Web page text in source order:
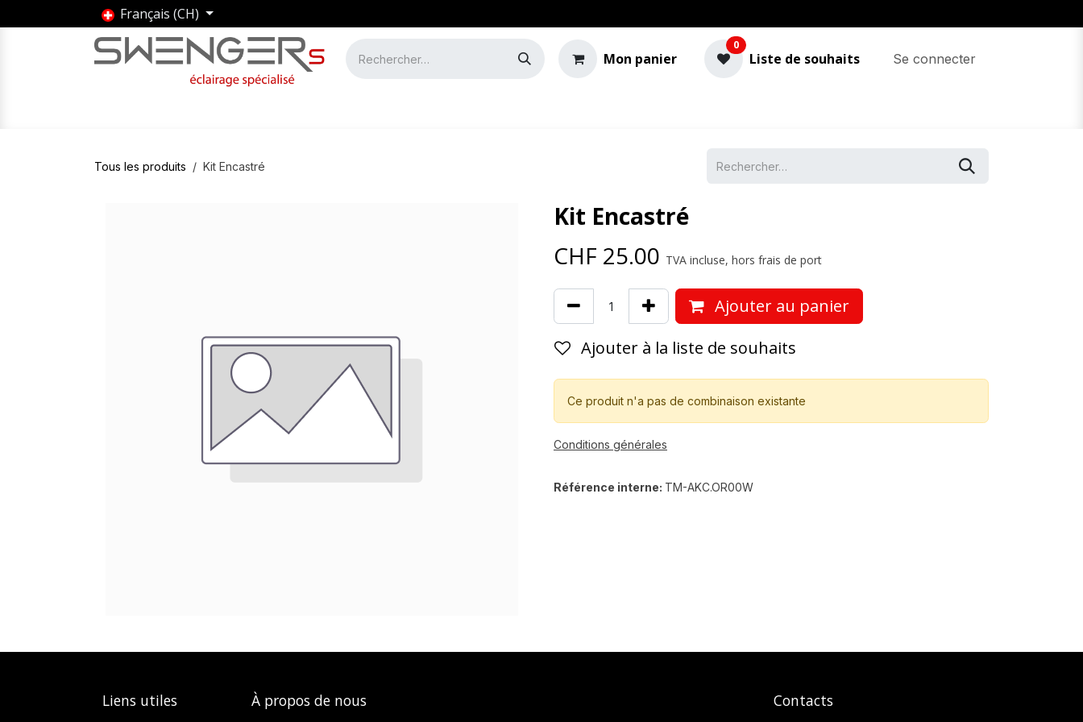
Se rendre au contenu
Français (CH)
Mon panier
0
Liste de souhaits Se connecter
Tous les produits Kit Encastré
Kit Encastré
CHF 25.00 TVA incluse, hors frais de port
Ajouter au panier
Ajouter à la liste de souhaits
Ce produit n'a pas de combinaison existante
Conditions générales
Référence interne: TM-AKC.OR00W
Contacts
Liens utiles À propos de nous